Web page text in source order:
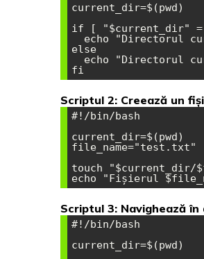
current_dir=$(pwd)
if [ "$current_dir" =
else
Scriptul 2: Creează un
#!/bin/bash
current_dir=$(pwd)
file_name="test.txt"
touch "$current_dir/
Scriptul 3: Navighează
#!/bin/bash
current_dir=$(pwd)